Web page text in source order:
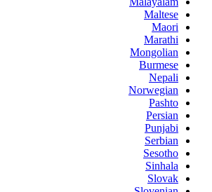
Maltese
Maori
Marathi
Mongolian
Burmese
Nepali
Norwegian
Pashto
Persian
Punjabi
Serbian
Sesotho
Sinhala
Slovak